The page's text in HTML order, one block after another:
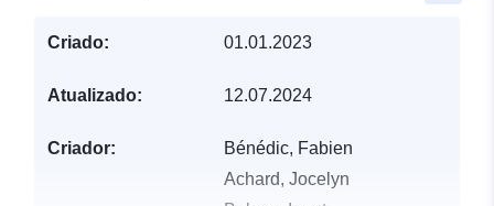
Criado: 01.01.2023
Atualizado: 12.07.2024
Criador:
Bénédic, Fabien
Achard, Jocelyn